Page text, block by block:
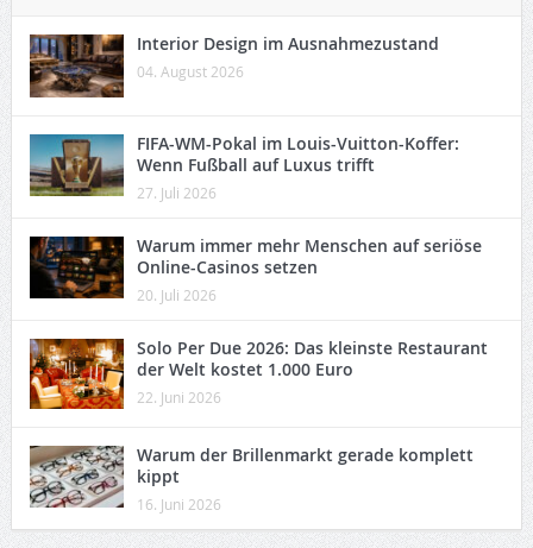
Interior Design im Ausnahmezustand
04. August 2026
FIFA-WM-Pokal im Louis-Vuitton-Koffer:
Wenn Fußball auf Luxus trifft
27. Juli 2026
Warum immer mehr Menschen auf seriöse
Online-Casinos setzen
20. Juli 2026
Solo Per Due 2026: Das kleinste Restaurant
der Welt kostet 1.000 Euro
22. Juni 2026
Warum der Brillenmarkt gerade komplett
kippt
16. Juni 2026